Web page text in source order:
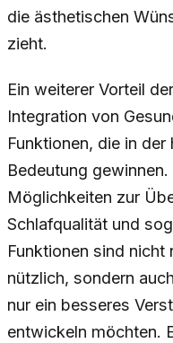
die ästhetischen
zieht.
Ein weiterer Vorteil
Integration von
Funktionen, die in
Bedeutung
Möglichkeiten zur
Schlafqualität und
Funktionen sind
nützlich, sondern
nur ein besseres
entwickeln möchten.